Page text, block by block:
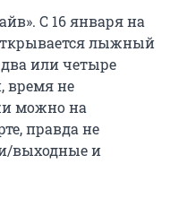
С 16 января на
лыжный
или четыре
время не
можно на
правда не
выходные и